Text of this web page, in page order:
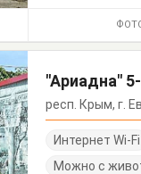
"Ариадна"
респ. Крым, г.
Интернет Wi-Fi
Можно с